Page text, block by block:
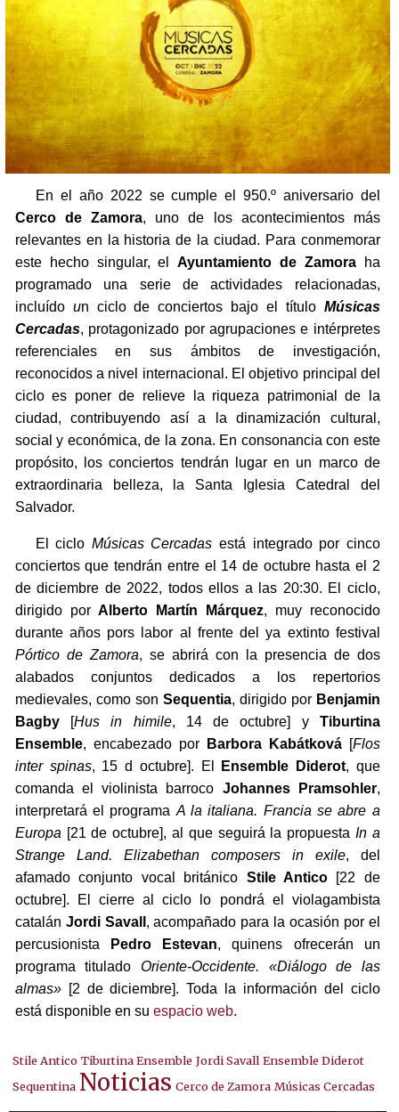
En el año 2022 se cumple el 950.º aniversario del
Cerco de Zamora, uno de los acontecimientos más
relevantes en la historia de la ciudad. Para conmemorar
este hecho singular, elAyuntamiento de Zamoraha
programado una serie de actividades relacionadas,
incluído un ciclo de conciertos bajo el títuloMúsicas
Cercadas, protagonizado por agrupaciones e intérpretes
referenciales en sus ámbitos de investigación,
reconocidos a nivel internacional. El objetivo principal del
ciclo es poner de relieve la riqueza patrimonial de la
ciudad, contribuyendo así a la dinamización cultural,
social y económica, de la zona. En consonancia con este
propósito, los conciertos tendrán lugar en un marco de
extraordinaria belleza, la Santa Iglesia Catedral del
Salvador.
El ciclo Músicas Cercadas está integrado por cinco
conciertos que tendrán entre el 14 de octubre hasta el 2
de diciembre de 2022, todos ellos a las 20:30. El ciclo,
dirigido porAlberto Martín Márquez, muy reconocido
durante años pors labor al frente del ya extinto festival
Pórtico de Zamora, se abrirá con la presencia de dos
alabados conjuntos dedicados a los repertorios
medievales, como son Sequentia, dirigido por Benjamin
Bagby[Hus in himile, 14 de octubre] y Tiburtina
Ensemble, encabezado por Barbora Kabátková[Flos
inter spinas, 15 d octubre]. El Ensemble Diderot, que
comanda el violinista barroco Johannes Pramsohler,
interpretará el programa A la italiana. Francia se abre a
Europa [21 de octubre], al que seguirá la propuestaIn a
Strange Land. Elizabethan composers in exile, del
afamado conjunto vocal británico Stile Antico[22 de
octubre]. El cierre al ciclo lo pondrá el violagambista
catalán Jordi Savall , acompañado para la ocasión por el
percusionista
Pedro Estevan, quinens ofrecerán un
programa titulado Oriente-Occidente. «Diálogo de las
almas»[2 de diciembre]. Toda la información del ciclo
está disponible en su espacio web.
Stile Antico Tiburtina Ensemble Jordi Savall Ensemble Diderot
Sequentina Noticias Cerco de Zamora Músicas Cercadas